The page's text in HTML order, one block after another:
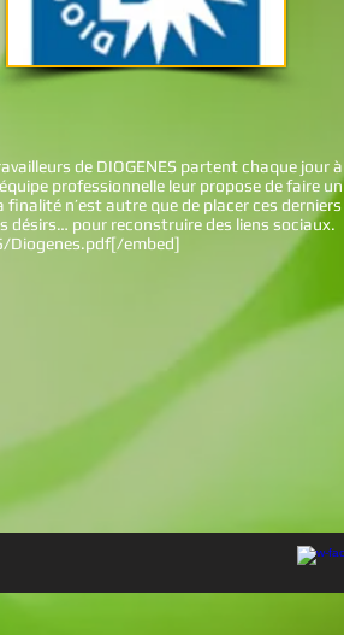
de DIOGENES partent chaque jour à
professionnelle leur propose de faire un
n’est autre que de placer ces derniers
désirs… pour reconstruire des liens sociaux.
embed]